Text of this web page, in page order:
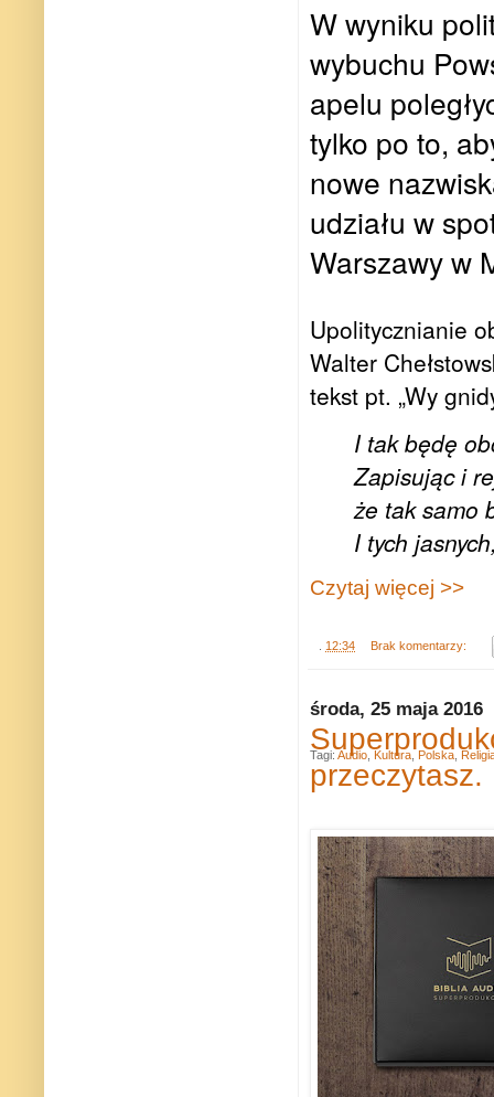
W wyniku
wybuchu
apelu
tylko po to,
nowe
udziału w
Warszawy w
Upolitycznianie
Walter
tekst pt. „Wy
I tak będę
Zapisując i
że tak samo
I tych
Czytaj więcej >>
12:34 Brak komentarzy:
środa, 25 maja 2016
przeczytasz.
Tagi: Audio, Kultura, Polska,